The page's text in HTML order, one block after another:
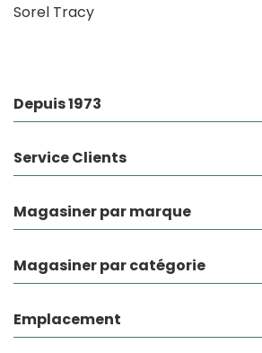
Sorel Tracy
Depuis 1973
Service Clients
Magasiner par marque
Magasiner par catégorie
Emplacement